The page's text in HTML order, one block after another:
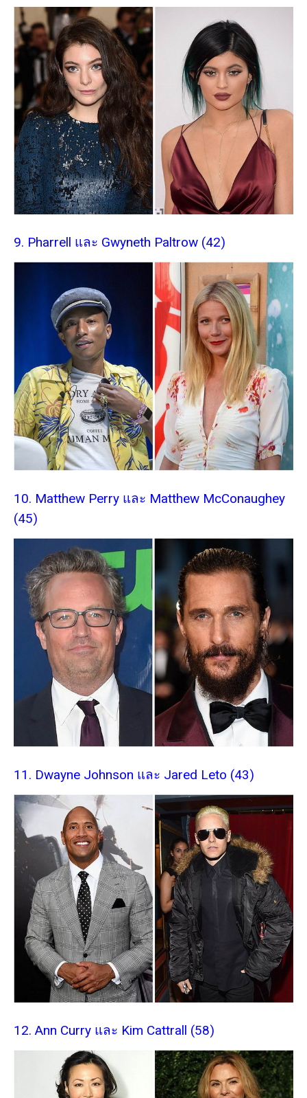
9. Pharrell และ Gwyneth Paltrow (42)
10. Matthew Perry และ Matthew McConaughey
(45)
11. Dwayne Johnson และ Jared Leto (43)
12. Ann Curry และ Kim Cattrall (58)